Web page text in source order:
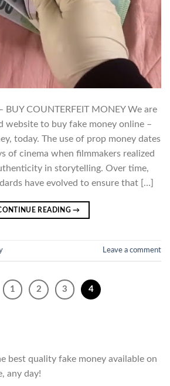
BUY COUNTERFEIT MONEY We are
website to buy fake money online –
today. The use of prop money dates
of cinema when filmmakers realized
in storytelling. Over time,
have evolved to ensure that […]
READING→
Leave a comment
1 2 3 4
best quality fake money available on
any day!